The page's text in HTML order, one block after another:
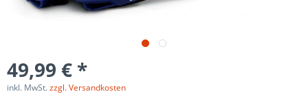
49,99 € *
inkl. MwSt.zzgl. Versandkosten